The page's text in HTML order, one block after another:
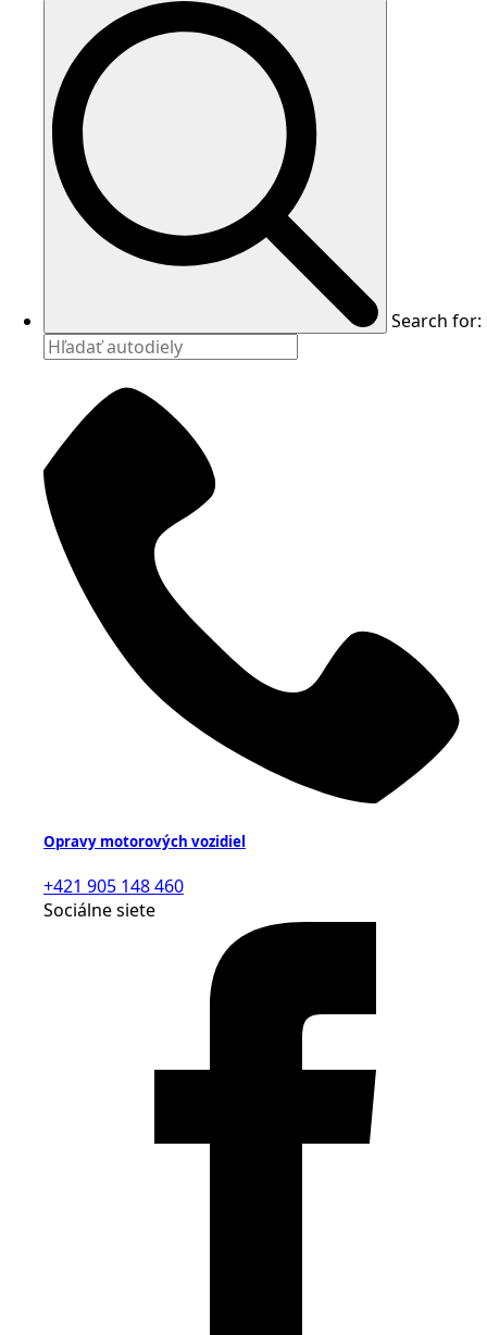
Search for:
Opravy motorových vozidiel
+421 905 148 460
Sociálne siete